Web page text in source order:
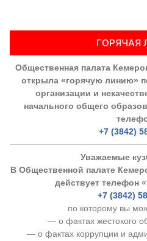
ГОРЯЧАЯ
Общественная палата
открыла «горячую линию»
организации и
начального общего
+7 (3842)
Уважаемые
В Общественной палате
действует телефон
+7 (3842)
по которому вы
— о фактах жестокого
— о фактах коррупции и